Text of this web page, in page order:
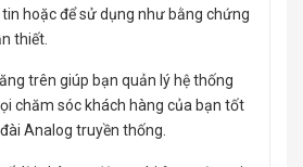
hoặc để sử dụng như bằng chứng
thiết.
trên giúp bạn quản lý hệ thống
chăm sóc khách hàng của bạn tốt
Analog truyền thống.